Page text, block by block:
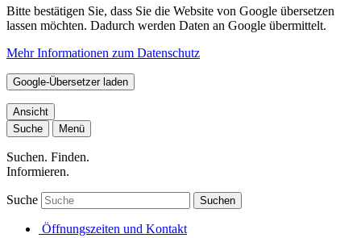
Bitte bestätigen Sie, dass Sie die Website von Google übersetzen
lassen möchten. Dadurch werden Daten an Google übermittelt.
Mehr Informationen zum Datenschutz
Google-Übersetzer laden
Ansicht
Suche
Menü
Suchen. Finden.
Informieren.
Suche Suchen
Öffnungszeiten und Kontakt